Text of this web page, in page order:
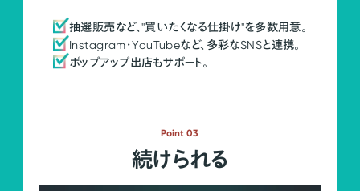
抽選販売など、"買いたくなる仕掛け"を多数用意。
Instagram・YouTubeなど、多彩なSNSと連携。
ポップアップ出店もサポート。
Point 03
続けられる